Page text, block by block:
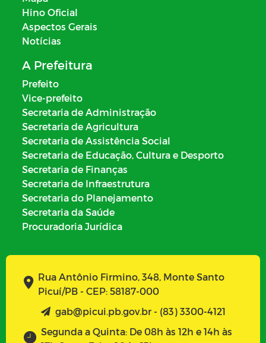
Hino Oficial
Aspectos Gerais
Notícias
A Prefeitura
Prefeito
Vice-prefeito
Secretaria de Administração
Secretaria de Agricultura
Secretaria de Assistência Social
Secretaria de Educação, Cultura e Desporto
Secretaria de Finanças
Secretaria de Infraestrutura
Secretaria do Planejamento
Secretaria da Saúde
Procuradoria Jurídica
Rua Antônio Firmino, 348, Monte Santo
Picuí/PB - CEP: 58187-000
gab@picui.pb.gov.br - (83) 3300-4121
Segunda a Quinta: De 08h às 12h e 14h às